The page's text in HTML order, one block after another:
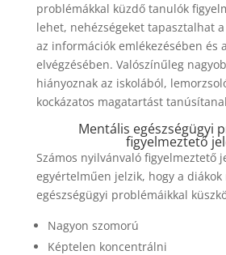
problémákkal küzdő tanulók
lehet, nehézségeket tapasztalhat
az információk emlékezésében és
elvégzésében. Valószínűleg
hiányoznak az iskolából,
kockázatos magatartást
Mentális egészségügyi
figyelmeztető
Számos nyilvánvaló figyelmeztető
egyértelműen jelzik, hogy a diákok
egészségügyi problémáikkal
Nagyon szomorú
Képtelen koncentrálni